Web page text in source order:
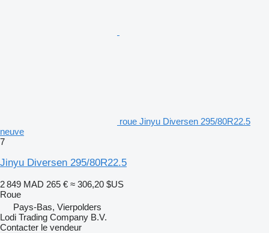
roue Jinyu Diversen 295/80R22.5
neuve
7
Jinyu Diversen 295/80R22.5
2 849 MAD 265 € ≈ 306,20 $US
Roue
Pays-Bas, Vierpolders
Lodi Trading Company B.V.
Contacter le vendeur